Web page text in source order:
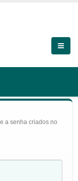
a senha criados no